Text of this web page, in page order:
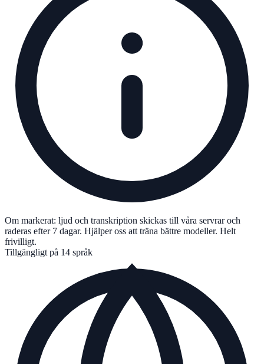
Om markerat: ljud och transkription skickas till våra servrar och
raderas efter 7 dagar. Hjälper oss att träna bättre modeller. Helt
frivilligt.
Tillgängligt på 14 språk